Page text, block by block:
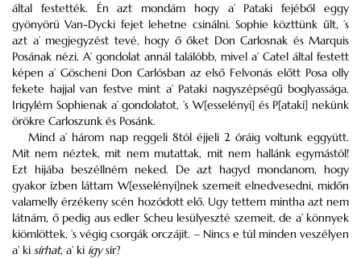
által festették. Én azt mondám hogy a’ Pataki fejéből eggy
gyönyörü Van-Dycki fejet lehetne csinálni. Sophie közttünk űlt, ’s
azt a’ megjegyzést tevé, hogy ő őket Don Carlosnak és Marquis
Posának nézi. A’ gondolat annál találóbb, mivel a’ Catel által festett
képen a’ Göscheni Don Carlósban az első Felvonás előtt Posa olly
fekete hajjal van festve mint a’ Pataki nagyszépségű boglyassága.
Irigylém Sophienak a’ gondolatot, ’s W[esselényi] és P[ataki] nekünk
örökre Carloszunk és Posánk.
Mind a’ három nap reggeli 8tól éjjeli 2 óráig voltunk eggyütt.
Mit nem néztek, mit nem mutattak, mit nem hallánk egymástól!
Ezt hijába beszéllném neked. De azt hagyd mondanom, hogy
gyakor ízben láttam W[esselényi]nek szemeit elnedvesedni, midőn
valamelly érzékeny scén hozódott elő. Ugy tettem mintha azt nem
látnám, ő pedig aus edler Scheu lesülyeszté szemeit, de a’ könnyek
kiömlöttek, ’s végig csorgák orczájit. – Nincs e túl minden veszélyen
a’ ki sírhat, a’ ki ígysír?